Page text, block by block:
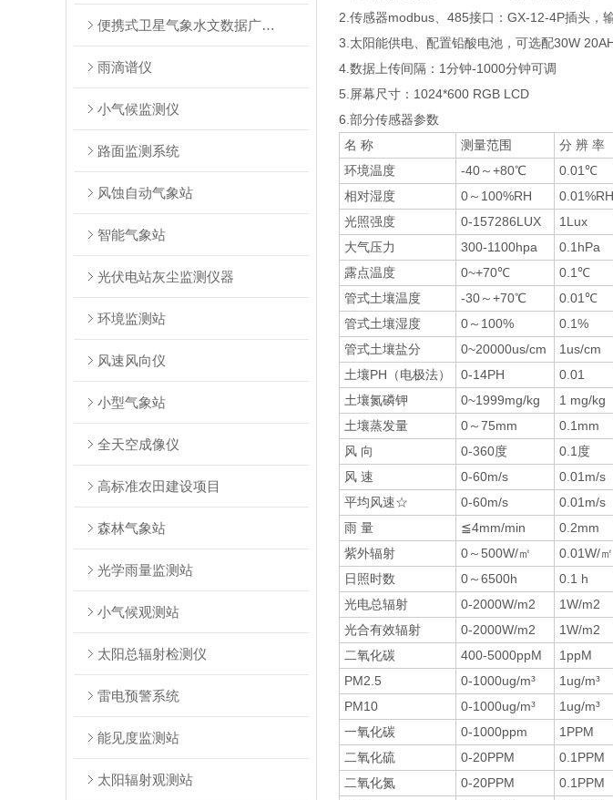
便携式卫星气象水文数据广播接收系统
雨滴谱仪
小气候监测仪
路面监测系统
风蚀自动气象站
智能气象站
光伏电站灰尘监测仪器
环境监测站
风速风向仪
小型气象站
全天空成像仪
高标准农田建设项目
森林气象站
光学雨量监测站
小气候观测站
太阳总辐射检测仪
雷电预警系统
能见度监测站
太阳辐射观测站
2.传感器modbus、485接口：GX-12-4P插头，
3.太阳能供电、配置铅酸电池，可选配30W
4.数据上传间隔：1分钟-1000分钟可调
5.屏幕尺寸：1024*600 RGB LCD
6.部分传感器参数
名 称
测量范围 分 辨 率
环境温度
-40～+80℃ 0.01℃
相对湿度
0～100%RH 0.01%RH
光照强度
0-157286LUX 1Lux
大气压力
300-1100hpa 0.1hPa
露点温度
0~+70℃ 0.1℃
管式土壤温度
-30～+70℃ 0.01℃
管式土壤湿度
0～100% 0.1%
管式土壤盐分
0~20000us/cm 1us/cm
土壤PH（电极法）
0-14PH 0.01
土壤氮磷钾
0~1999mg/kg 1 mg/kg
土壤蒸发量
0～75mm 0.1mm
风 向
0-360度 0.1度
风 速
0-60m/s 0.01m/s
平均风速☆
0-60m/s 0.01m/s
雨 量
≦4mm/min 0.2mm
紫外辐射
0～500W/㎡ 0.01W/㎡
日照时数
0～6500h 0.1 h
光电总辐射
0-2000W/m2 1W/m2
光合有效辐射
0-2000W/m2 1W/m2
二氧化碳
400-5000ppM 1ppM
PM2.5
0-1000ug/m³ 1ug/m³
PM10
0-1000ug/m³ 1ug/m³
一氧化碳
0-1000ppm 1PPM
二氧化硫
0-20PPM 0.1PPM
二氧化氮
0-20PPM 0.1PPM